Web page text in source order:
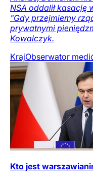
NSA oddalił kasację
"Gdy przejmiemy
prywatnymi
Kowalczyk.
KrajObserwator
Kto jest